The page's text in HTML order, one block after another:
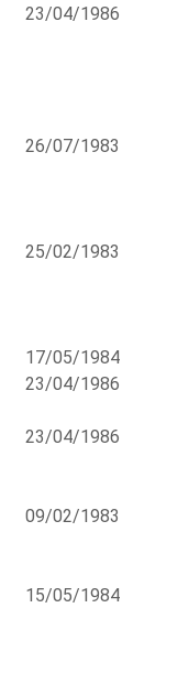
23/04/1986
26/07/1983
25/02/1983
17/05/1984
23/04/1986
23/04/1986
09/02/1983
15/05/1984